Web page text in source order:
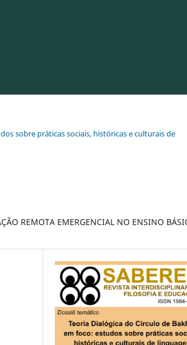
sobre práticas sociais, históricas e culturais de
REMOTA EMERGENCIAL NO ENSINO